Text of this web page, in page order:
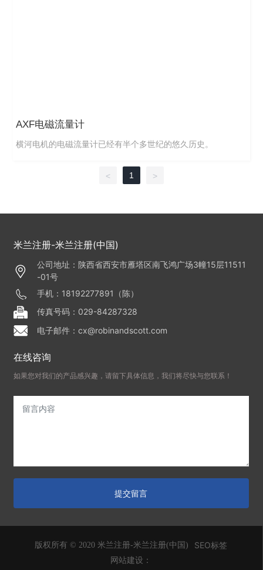
AXF电磁流量计
横河电机的电磁流量计已经有半个多世纪的悠久历史。
< 1 >
米兰注册-米兰注册(中国)
公司地址：陕西省西安市雁塔区南飞鸿广场3幢15层11511
-01号
手机：18192277891（陈）
传真号码：029-84287328
电子邮件：cx@robinandscott.com
在线咨询
如果您对我们的产品感兴趣，请留下具体信息，我们将尽快与您联系！
提交留言
版权所有 © 2020 米兰注册-米兰注册(中国)
SEO标签
网站建设：